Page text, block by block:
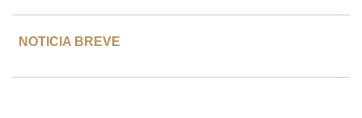
NOTICIA BREVE